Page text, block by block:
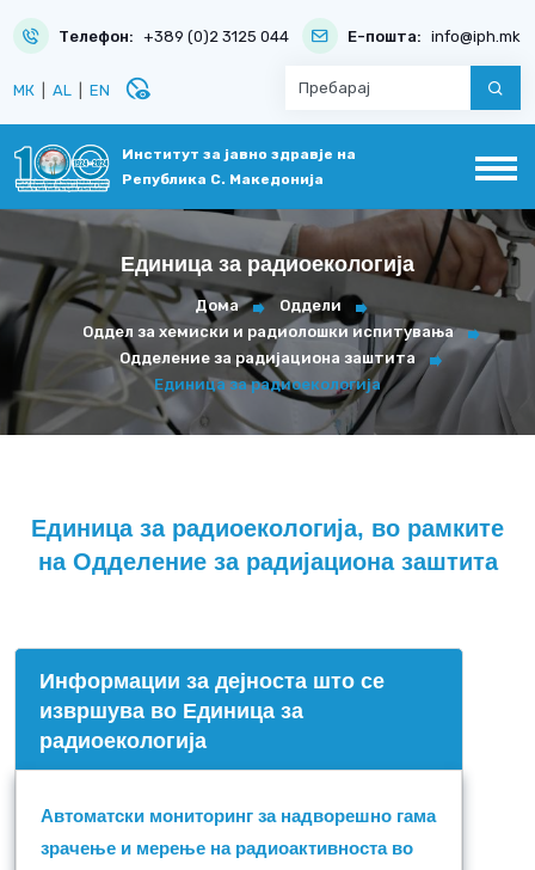
Телефон: +389 (0)2 3125 044 Е-пошта: info@iph.mk
МК AL EN disabled_visible
Институт за јавно здравје на
Република С. Македонија
Единица за радиоекологија
Дома
Оддели
Оддел за хемиски и радиолошки испитувања
Одделение за радијациона заштита
Единица за радиоекологија
Единица за радиоекологија, во рамките
на Одделение за радијациона заштита
Информации за дејноста што се
извршува во Единица за
радиоекологија
Автоматски мониторинг за надворешно гама
зрачење и мерење на радиоактивноста во